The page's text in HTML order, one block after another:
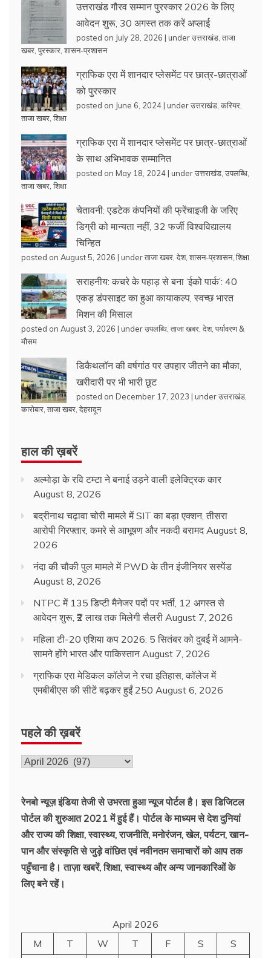
उत्तराखंड गौरव सम्मान पुरस्कार 2026 के लिए
आवेदन शुरू, 30 अगस्त तक करें अप्लाई
posted on July 28, 2026 | underउत्तराखंड ताजा
खबर पुरस्कार शासन-प्रशासन
ग्राफिक एरा में शानदार प्लेसमेंट पर छात्र-छात्राओं
को पुरस्कार
posted on June 6, 2024 | underउत्तराखंड करियर
ताजा खबर शिक्षा
ग्राफिक एरा में शानदार प्लेसमेंट पर छात्र-छात्राओं
के साथ अभिभावक सम्मानित
posted on May 18, 2024 | underउत्तराखंड उपलब्धि
ताजा खबर शिक्षा
चेतावनी: एडटेक कंपनियों की फ्रेंचाइजी के जरिए
डिग्री को मान्यता नहीं, 32 फर्जी विश्वविद्यालय
चिन्हित
posted on August 5, 2026 | underताजा खबर देश, शासन-प्रशासन, शिक्षा
सराहनीय: कचरे के पहाड़ से बना ‘ईको पार्क’: 40
एकड़ डंपसाइट का हुआ कायाकल्प, स्वच्छ भारत
मिशन की मिसाल
posted on August 3, 2026 | underउपलब्धि ताजा खबर देश, पर्यावरण &
मौसम
डिकैथलॉन की वर्षगांठ पर उपहार जीतने का मौका,
खरीदारी पर भी भारी छूट
posted on December 17, 2023 | underउत्तराखंड
कारोबार ताजा खबर देहरादून
हाल की ख़बरें
अल्मोड़ा के रवि टम्टा ने बनाई उड़ने वाली इलेक्ट्रिक कार
August 8, 2026
बद्रीनाथ चढ़ावा चोरी मामले में SIT का बड़ा एक्शन, तीसरा
आरोपी गिरफ्तार, कमरे से आभूषण और नकदी बरामद August 8,
2026
नंदा की चौकी पुल मामले में PWD के तीन इंजीनियर सस्पेंड
August 8, 2026
NTPC में 135 डिप्टी मैनेजर पदों पर भर्ती, 12 अगस्त से
आवेदन शुरू, ₹2 लाख तक मिलेगी सैलरी August 7, 2026
महिला टी-20 एशिया कप 2026: 5 सितंबर को दुबई में आमने-
सामने होंगे भारत और पाकिस्तान August 7, 2026
ग्राफिक एरा मेडिकल कॉलेज ने रचा इतिहास, कॉलेज में
एमबीबीएस की सीटें बढ़कर हुईं 250 August 6, 2026
पहले की ख़बरें
पहले
रेनबो न्यूज़ इंडिया तेजी से उभरता हुआ न्‍यूज पोर्टल है। इस डिजिटल
पोर्टल की शुरुआत 2021 में हुई हैं। पोर्टल के माध्यम से देश दुनियां
और राज्य की शिक्षा, स्वास्थ्य, राजनीति, मनोरंजन, खेल, पर्यटन, खान-
पान और संस्कृति से जुड़े वांछित एवं नवीनतम समाचारों को आप तक
पहुँचाना है। ताज़ा खबरें, शिक्षा, स्वास्थ्य और अन्य जानकारिओं के
लिए बने रहें।
April 2026
M
T W T F S
S